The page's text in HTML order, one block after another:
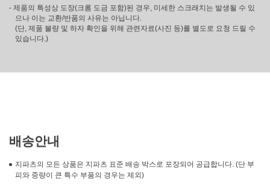
- 제품의 특성상 도장(크롬 도금 포함)된 경우, 미세한 스크래치는 발생될 수 있
으나 이는 교환/반품의 사유는 아닙니다.
(단, 제품 불량 및 하자 확인을 위해 관련자료(사진 등)를 별도로 요청 드릴 수
있습니다.)
배송안내
지파츠의 모든 상품은 지파츠 표준 배송 박스로 포장되어 공급합니다. (단 부
피와 중량이 큰 특수 부품의 경우는 제외)